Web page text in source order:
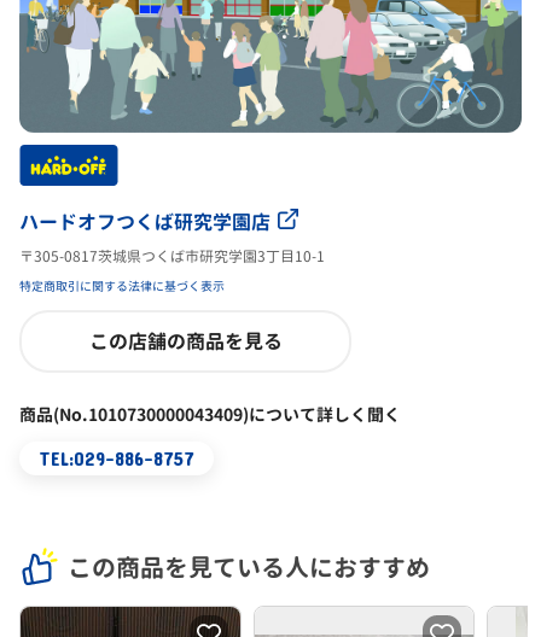
ハードオフつくば研究学園店
〒305-0817茨城県つくば市研究学園3丁目10-1
特定商取引に関する法律に基づく表示
この店舗の商品を見る
商品(No.1010730000043409)について詳しく聞く
TEL:029-886-8757
この商品を見ている人におすすめ